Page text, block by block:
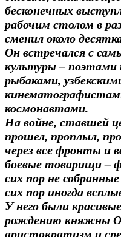
бесконечных
рабочим столом в
сменил около
Он встречался с
культуры –
рыбаками,
космонавтами.
На войне, ставшей
прошел, проплыл,
через все фронты и
боевые товарищи –
сих пор не
сих пор иногда
У него были
рождению княжны
аристократизм и